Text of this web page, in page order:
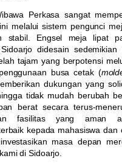
Perkasa sangat
melalui sistem pengunci
stabil. Engsel meja lipat
didesain sedemikian
tajam yang berpotensi
busa cetak (
dukungan yang
tidak mudah berubah
berat secara terus-
fasilitas yang aman
kepada mahasiswa dan
masa depan
di Sidoarjo.